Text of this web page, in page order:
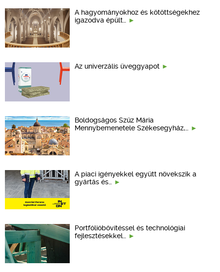
A hagyományokhoz és kötöttségekhez
igazodva épült…
Az univerzális üveggyapot
Boldogságos Szűz Mária
Mennybemenetele Székesegyház,…
A piaci igényekkel együtt növekszik a
gyártás és…
Portfólióbővítéssel és technológiai
fejlesztésekkel…